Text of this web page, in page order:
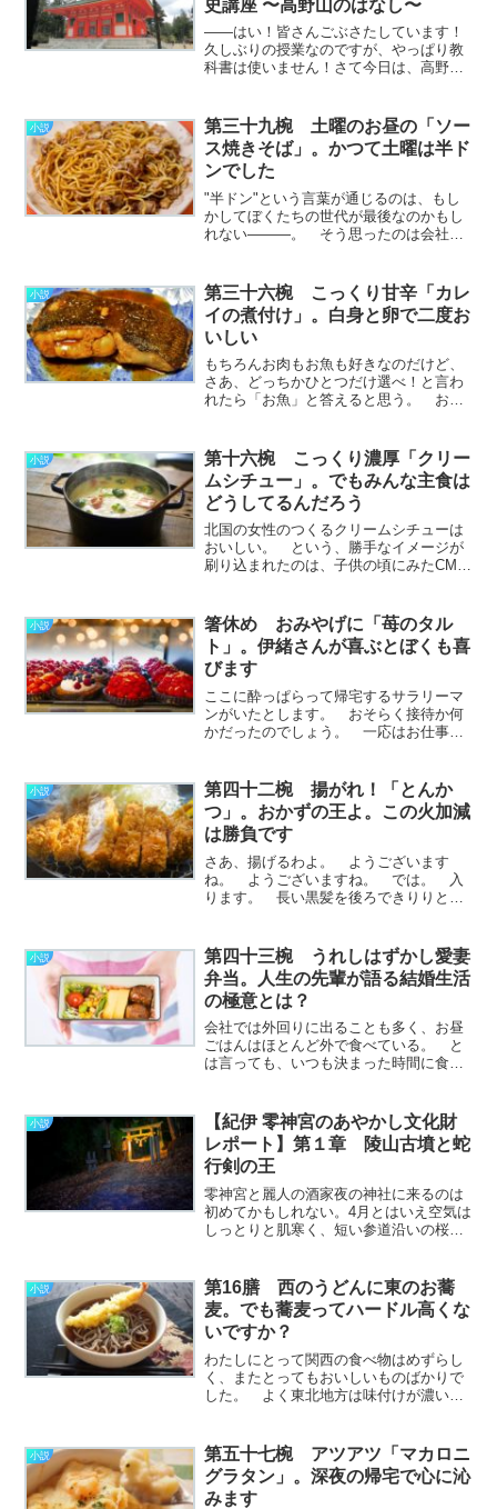
史講座 〜高野山のはなし〜
――はい！皆さんごぶさたしています！
久しぶりの授業なのですが、やっぱり教
科書は使いません！さて今日は、高野山
もしれませんが、わたしのような遠く離
れた土地の者から見ると、………………
～続きを読む～
小説
第三十九椀 土曜のお昼の「ソー
ス焼きそば」。かつて土曜は半ド
ンでした
"半ドン"という言葉が通じるのは、もし
かしてぼくたちの世代が最後なのかもし
れない―――。 そう思ったのは会社に
由来する。 「まあ、比較的年齢が近いだ
ろう」くらいの理由で白………………～
続きを読む～
小説
第三十六椀 こっくり甘辛「カレ
イの煮付け」。白身と卵で二度お
いしい
もちろんお肉もお魚も好きなのだけど、
さあ、どっちかひとつだけ選べ！と言わ
れたら「お魚」と答えると思う。 お刺
しい。 しかもものすごくたくさんの種
類があって、ぜんぶ味が違………………
～続きを読む～
小説
第十六椀 こっくり濃厚「クリー
ムシチュー」。でもみんな主食は
どうしてるんだろう
北国の女性のつくるクリームシチューは
おいしい。 という、勝手なイメージが
刷り込まれたのは、子供の頃にみたCMの
ーカスしていくと雪に埋もれたお家があ
り、光は窓から漏れ出た………………～
続きを読む～
小説
箸休め おみやげに「苺のタル
ト」。伊緒さんが喜ぶとぼくも喜
びます
ここに酔っぱらって帰宅するサラリーマ
ンがいたとします。 おそらく接待か何
かだったのでしょう。 一応はお仕事の
拠に、千鳥足ながらも実に機嫌よく、歌
なんか口ずさんじゃったり………………
～続きを読む～
小説
第四十二椀 揚がれ！「とんか
つ」。おかずの王よ。この火加減
は勝負です
さあ、揚げるわよ。 ようございます
ね。 ようございますね。 では。 入
ります。 長い黒髪を後ろできりりと引
臨む神職のようにも、はたまた立合いに
赴く剣士のようにも見える
そ………………～続きを読む～
小説
第四十三椀 うれしはずかし愛妻
弁当。人生の先輩が語る結婚生活
の極意とは？
会社では外回りに出ることも多く、お昼
ごはんはほとんど外で食べている。 と
は言っても、いつも決まった時間に食べ
い。 ランチは働く者にとって大きな楽
しみであり、お昼時ともな………………
～続きを読む～
小説
【紀伊 零神宮のあやかし文化財
レポート】第１章 陵山古墳と蛇
行剣の王
零神宮と麗人の酒家夜の神社に来るのは
初めてかもしれない。4月とはいえ空気は
しっとりと肌寒く、短い参道沿いの桜は
間のこの街は意外と気温が低い。石灯籠
には本物の蝋燭が点され………………～
続きを読む～
小説
第16膳 西のうどんに東のお蕎
麦。でも蕎麦ってハードル高くな
いですか？
わたしにとって関西の食べ物はめずらし
く、またとってもおいしいものばかりで
した。 よく東北地方は味付けが濃い目
はそのあっさり加減に少し面くらいまし
たが、なれてくるにしたが………………
～続きを読む～
小説
第五十七椀 アツアツ「マカロニ
グラタン」。深夜の帰宅で心に沁
みます